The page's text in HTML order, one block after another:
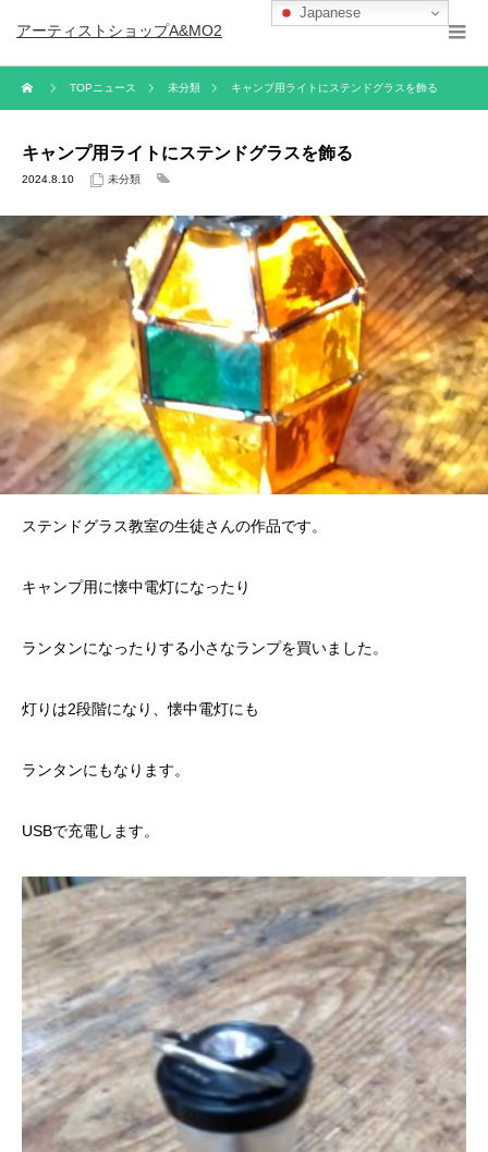
アーティストショップA&MO2
TOPニュース 未分類 キャンプ用ライトにステンドグラスを飾る
キャンプ用ライトにステンドグラスを飾る
2024.8.10 未分類
ステンドグラス教室の生徒さんの作品です。
キャンプ用に懐中電灯になったり
ランタンになったりする小さなランプを買いました。
灯りは2段階になり、懐中電灯にも
ランタンにもなります。
USBで充電します。
Japanese